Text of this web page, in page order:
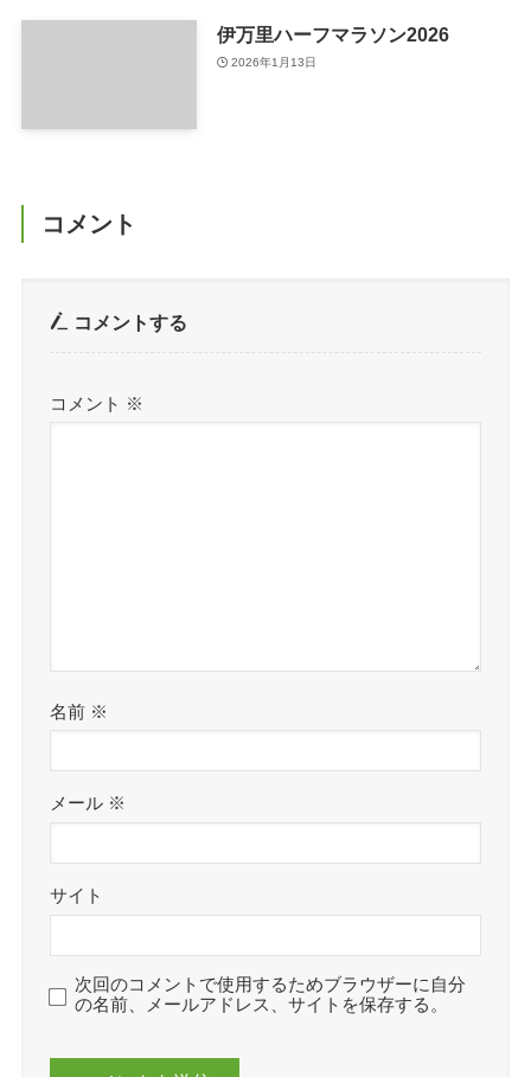
伊万里ハーフマラソン2026
2026年1月13日
コメント
コメントする
コメント ※
名前 ※
メール ※
サイト
次回のコメントで使用するためブラウザーに自分
の名前、メールアドレス、サイトを保存する。